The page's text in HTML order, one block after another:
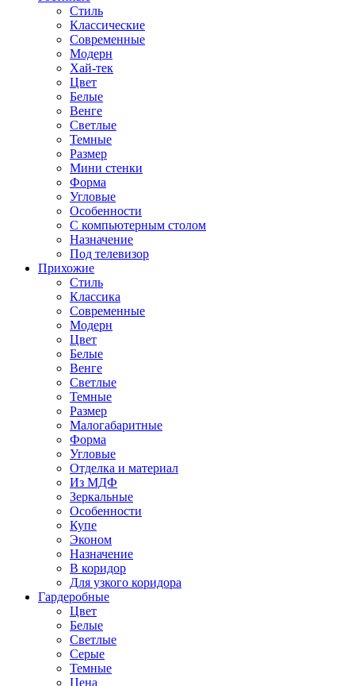
Стиль
Классические
Современные
Модерн
Хай-тек
Цвет
Белые
Венге
Светлые
Темные
Размер
Мини стенки
Форма
Угловые
Особенности
С компьютерным столом
Назначение
Под телевизор
Прихожие
Стиль
Классика
Современные
Модерн
Цвет
Белые
Венге
Светлые
Темные
Размер
Малогабаритные
Форма
Угловые
Отделка и материал
Из МДФ
Зеркальные
Особенности
Купе
Эконом
Назначение
В коридор
Для узкого коридора
Гардеробные
Цвет
Белые
Светлые
Серые
Темные
Цена